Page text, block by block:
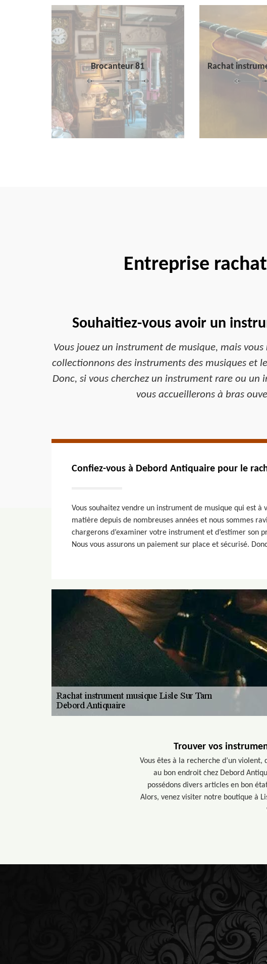
Brocanteur 81 Rachat
Entreprise
Souhaitiez-vous avoir un
Vous jouez un instrument de musique, mais
collectionnons des instruments des musiques et
Donc, si vous cherchez un instrument rare ou un
vous accueillerons à bras
Confiez-vous à Debord Antiquaire pour le
Vous souhaitez vendre un instrument de musique qui est à
matière depuis de nombreuses années et nous sommes
chargerons d’examiner votre instrument et d’estimer son
Nous vous assurons un paiement sur place et sécurisé.
Trouver vos
Vous êtes à la recherche d’un violent,
au bon endroit chez Debord
possédons divers articles en bon
Alors, venez visiter notre boutique à